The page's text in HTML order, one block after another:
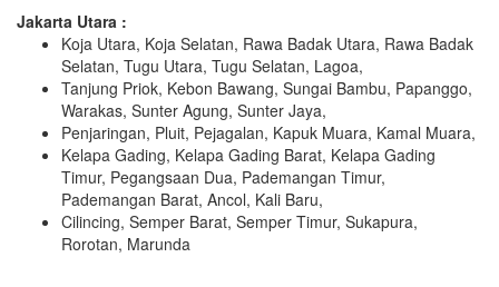
Jakarta Utara :
Koja Utara, Koja Selatan, Rawa Badak Utara, Rawa Badak
Selatan, Tugu Utara, Tugu Selatan, Lagoa,
Tanjung Priok, Kebon Bawang, Sungai Bambu, Papanggo,
Warakas, Sunter Agung, Sunter Jaya,
Penjaringan, Pluit, Pejagalan, Kapuk Muara, Kamal Muara,
Kelapa Gading, Kelapa Gading Barat, Kelapa Gading
Timur, Pegangsaan Dua, Pademangan Timur,
Pademangan Barat, Ancol, Kali Baru,
Cilincing, Semper Barat, Semper Timur, Sukapura,
Rorotan, Marunda